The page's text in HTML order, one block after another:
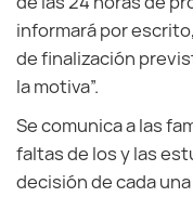
informará por
de finalización
la motiva”.
Se comunica a las
faltas de los y las
decisión de cada